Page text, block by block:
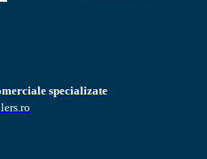
specializate